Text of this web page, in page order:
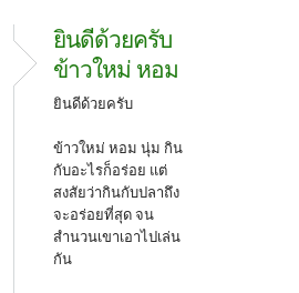
ยินดีด้วยครับ
ข้าวใหม่ หอม
ยินดีด้วยครับ
ข้าวใหม่ หอม นุ่ม กิน
กับอะไรก็อร่อย แต่
สงสัยว่ากินกับปลาถึง
จะอร่อยที่สุด จน
สำนวนเขาเอาไปเล่น
กัน